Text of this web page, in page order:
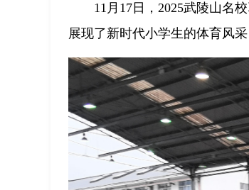
11月17日，2025武陵山名
展现了新时代小学生的体育风